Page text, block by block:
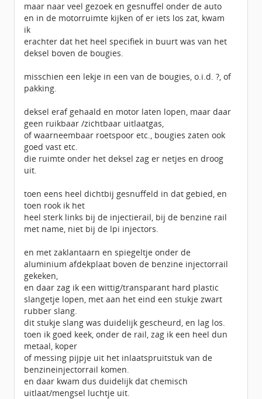
maar naar veel gezoek en gesnuffel onder de auto
en in de motorruimte kijken of er iets los zat, kwam
ik
erachter dat het heel specifiek in buurt was van het
deksel boven de bougies.
misschien een lekje in een van de bougies, o.i.d. ?, of
pakking.
deksel eraf gehaald en motor laten lopen, maar daar
geen ruikbaar /zichtbaar uitlaatgas,
of waarneembaar roetspoor etc., bougies zaten ook
goed vast etc.
die ruimte onder het deksel zag er netjes en droog
uit.
toen eens heel dichtbij gesnuffeld in dat gebied, en
toen rook ik het
heel sterk links bij de injectierail, bij de benzine rail
met name, niet bij de lpi injectors.
en met zaklantaarn en spiegeltje onder de
aluminium afdekplaat boven de benzine injectorrail
gekeken,
en daar zag ik een wittig/transparant hard plastic
slangetje lopen, met aan het eind een stukje zwart
rubber slang.
dit stukje slang was duidelijk gescheurd, en lag los.
toen ik goed keek, onder de rail, zag ik een heel dun
metaal, koper
of messing pijpje uit het inlaatspruitstuk van de
benzineinjectorrail komen.
en daar kwam dus duidelijk dat chemisch
uitlaat/mengsel luchtje uit.